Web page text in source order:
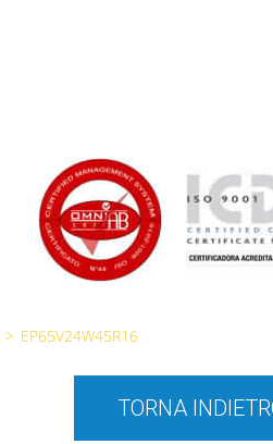
> EP65V24W45R16
TORNA